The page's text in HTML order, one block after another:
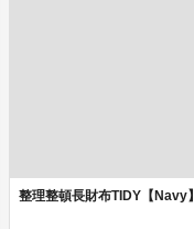
整理整頓長財布TIDY【Navy】